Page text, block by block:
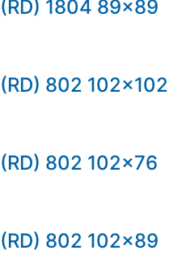
(RD) 1804 89×89
(RD) 802 102×102
(RD) 802 102×76
(RD) 802 102×89